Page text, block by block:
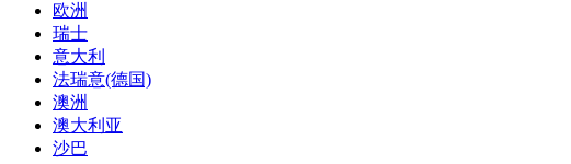
欧洲
瑞士
意大利
法瑞意(德国)
澳洲
澳大利亚
沙巴